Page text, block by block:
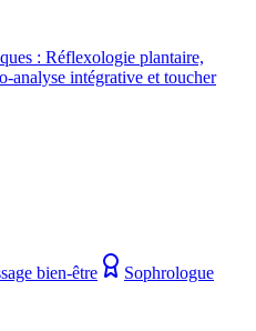
: Réflexologie plantaire,
analyse intégrative et toucher
bien-être
Sophrologue